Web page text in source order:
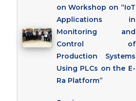
on Workshop on “IoT
Applications in
Monitoring and
Control of
Production Systems
Using PLCs on the E-
Ra Platform”